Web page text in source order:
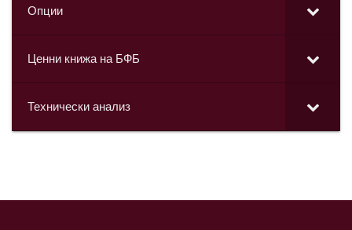
Опции
Ценни книжа на БФБ
Технически анализ